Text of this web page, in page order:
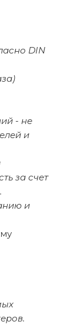
DIN
- не
и
за счет
и